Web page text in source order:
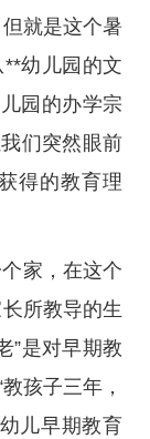
就是这个暑
幼儿园的文
园的办学宗
们突然眼前
得的教育理
家，在这个
所教导的生
”是对早期教
孩子三年，
儿早期教育